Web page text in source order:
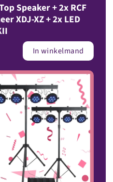
Speaker + 2x RCF
XDJ-XZ + 2x LED
In winkelmand